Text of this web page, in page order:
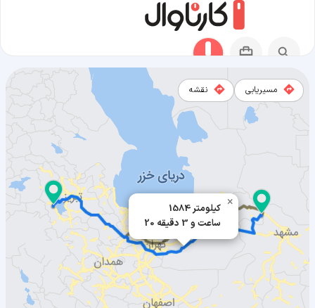
1584 کیلومتر
20 ساعت و 3 دقیقه
×
مسیریابی نقشه
مسیر فاروج به ارومیه